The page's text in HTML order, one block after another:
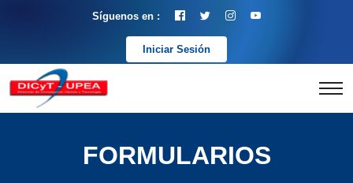
Síguenos en :
Iniciar Sesión
FORMULARIOS